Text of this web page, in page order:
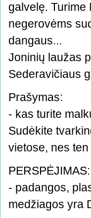
galvelę.
negerovėms
dangaus...
Joninių laužas
Sederavičiaus
Prašymas:
- kas turite
Sudėkite
vietose, nes
PERSPĖJIMAS:
- padangos,
medžiagos yra